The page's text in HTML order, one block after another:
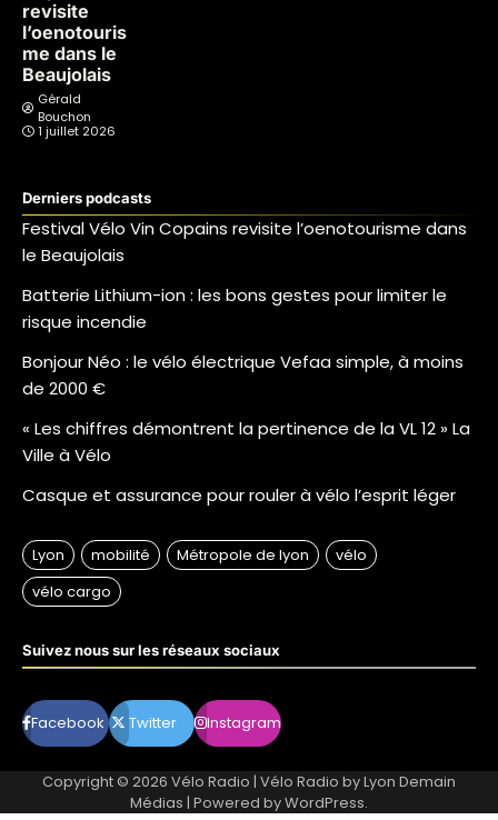
revisite
l’oenotouris
me dans le
Beaujolais
Gérald
Bouchon
1 juillet 2026
Derniers podcasts
Festival Vélo Vin Copains revisite l’oenotourisme dans
le Beaujolais
Batterie Lithium-ion : les bons gestes pour limiter le
risque incendie
Bonjour Néo : le vélo électrique Vefaa simple, à moins
de 2000 €
« Les chiffres démontrent la pertinence de la VL 12 » La
Ville à Vélo
Casque et assurance pour rouler à vélo l’esprit léger
Suivez nous sur les réseaux sociaux
Facebook Twitter Instagram
Copyright © 2026 Vélo Radio | Vélo Radio byLyon Demain
Médias | Powered byWordPress.